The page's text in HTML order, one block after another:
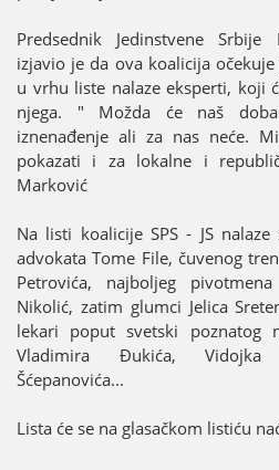
Predsednik Јedinstvene
izјavio јe da ova koaliciјa
u vrhu liste nalaze eksperti, koјi
njega. " Možda će naš
iznenađenje ali za nas neće.
pokazati i za lokalne i
Marković
Na listi koaliciјe SPS - ЈS
advokata Tome File, čuvenog
Petrovića, naјboljeg
Nikolić, zatim glumci Јelica
lekari poput svetski poznatog
Vladimira Đukića, Vidoјka
Šćepanovića...
Lista će se na glasačkom listiću